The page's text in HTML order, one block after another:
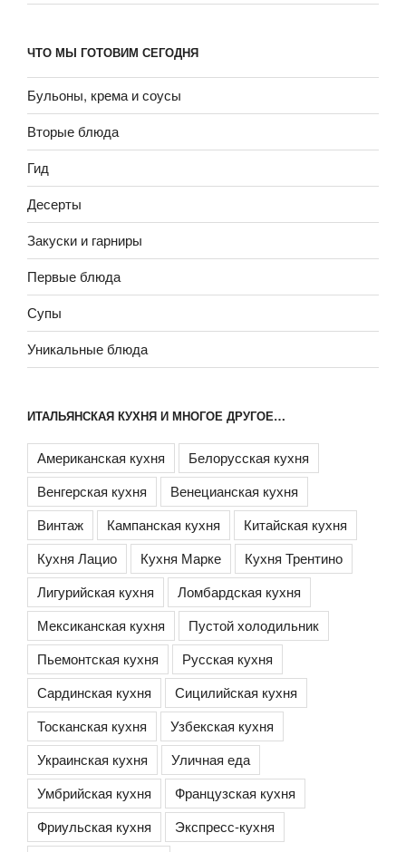
ЧТО МЫ ГОТОВИМ СЕГОДНЯ
Бульоны, крема и соусы
Вторые блюда
Гид
Десерты
Закуски и гарниры
Первые блюда
Супы
Уникальные блюда
ИТАЛЬЯНСКАЯ КУХНЯ И МНОГОЕ ДРУГОЕ…
Американская кухня
Белорусская кухня
Венгерская кухня
Венецианская кухня
Винтаж
Кампанская кухня
Китайская кухня
Кухня Лацио
Кухня Марке
Кухня Трентино
Лигурийская кухня
Ломбардская кухня
Мексиканская кухня
Пустой холодильник
Пьемонтская кухня
Русская кухня
Сардинская кухня
Сицилийская кухня
Тосканская кухня
Узбекская кухня
Украинская кухня
Уличная еда
Умбрийская кухня
Французская кухня
Фриульская кухня
Экспресс-кухня